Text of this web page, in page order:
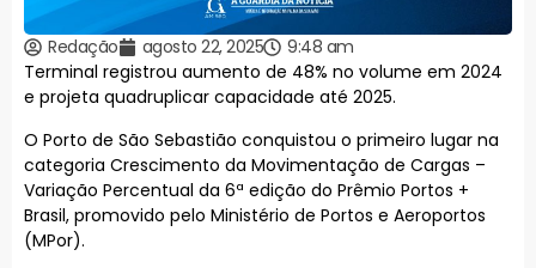
Redação agosto 22, 2025
9:48 am
Terminal registrou aumento de 48% no volume em 2024
e projeta quadruplicar capacidade até 2025.
O Porto de São Sebastião conquistou o primeiro lugar na
categoria Crescimento da Movimentação de Cargas –
Variação Percentual da 6ª edição do Prêmio Portos +
Brasil, promovido pelo Ministério de Portos e Aeroportos
(MPor).